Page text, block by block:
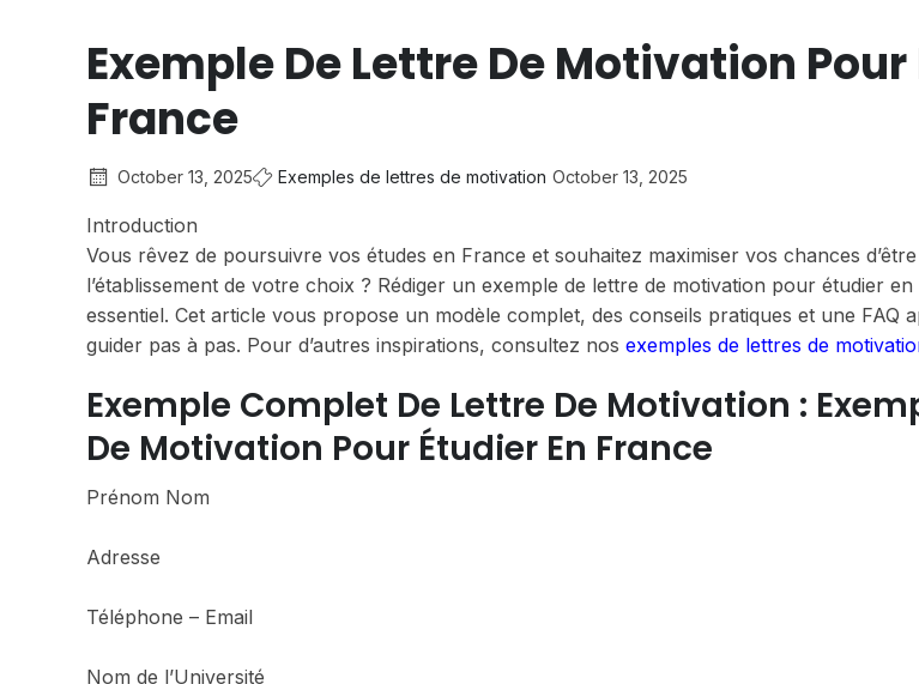
Exemple De Lettre De Motivation Pour
France
October 13, 2025 Exemples de lettres de motivation October 13, 2025
Introduction
Vous rêvez de poursuivre vos études en France et souhaitez maximiser vos chances d’être
l’établissement de votre choix ? Rédiger un exemple de lettre de motivation pour étudier
essentiel. Cet article vous propose un modèle complet, des conseils pratiques et une FAQ
guider pas à pas. Pour d’autres inspirations, consultez nos exemples de lettres de
Exemple Complet De Lettre De Motivation :
De Motivation Pour Étudier En France
Prénom Nom
Adresse
Téléphone – Email
Nom de l’Université